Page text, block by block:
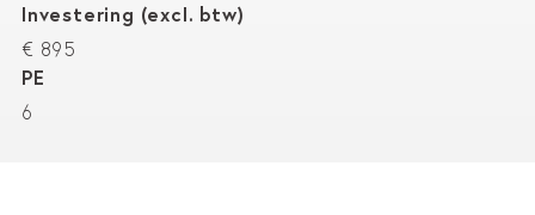
Investering (excl. btw)
€ 895
PE
6